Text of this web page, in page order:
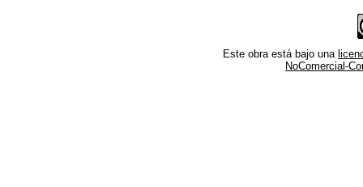
Este obra está bajo una
NoComercial-